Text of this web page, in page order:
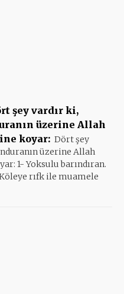
şey vardır ki,
üzerine Allah
koyar: Dört şey
üzerine Allah
1- Yoksulu barındıran.
rıfk ile muamele